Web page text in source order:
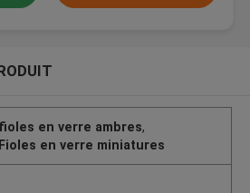
fioles en verre ambres,
Fioles en verre miniatures